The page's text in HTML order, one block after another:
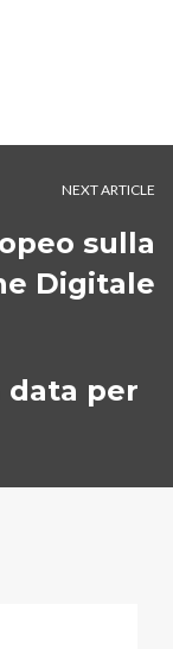
NEXT ARTICLE
sulla
Digitale
data per